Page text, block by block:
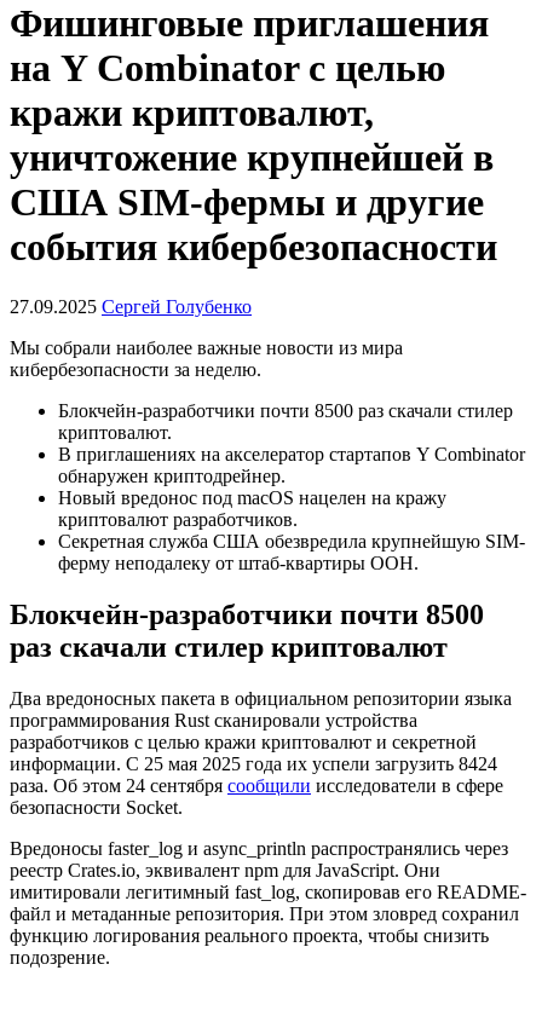
Фишинговые приглашения
на Y Combinator с целью
кражи криптовалют,
уничтожение крупнейшей в
США SIM-фермы и другие
события кибербезопасности
27.09.2025 Сергей Голубенко
Мы собрали наиболее важные новости из мира
кибербезопасности за неделю.
Блокчейн-разработчики почти 8500 раз скачали стилер
криптовалют.
В приглашениях на акселератор стартапов Y Combinator
обнаружен криптодрейнер.
Новый вредонос под macOS нацелен на кражу
криптовалют разработчиков.
Секретная служба США обезвредила крупнейшую SIM-
ферму неподалеку от штаб-квартиры ООН.
Блокчейн-разработчики почти 8500
раз скачали стилер криптовалют
Два вредоносных пакета в официальном репозитории языка
программирования Rust сканировали устройства
разработчиков с целью кражи криптовалют и секретной
информации. С 25 мая 2025 года их успели загрузить 8424
раза. Об этом 24 сентября сообщили исследователи в сфере
безопасности Socket.
Вредоносы faster_log и async_println распространялись через
реестр Crates.io, эквивалент npm для JavaScript. Они
имитировали легитимный fast_log, скопировав его README-
файл и метаданные репозитория. При этом зловред сохранил
функцию логирования реального проекта, чтобы снизить
подозрение.